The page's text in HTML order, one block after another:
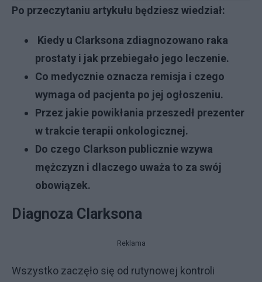
Po przeczytaniu artykułu będziesz wiedział:
Kiedy u Clarksona zdiagnozowano raka
prostaty i jak przebiegało jego leczenie.
Co medycznie oznacza remisja i czego
wymaga od pacjenta po jej ogłoszeniu.
Przez jakie powikłania przeszedł prezenter
w trakcie terapii onkologicznej.
Do czego Clarkson publicznie wzywa
mężczyzn i dlaczego uważa to za swój
obowiązek.
Diagnoza Clarksona
Reklama
Wszystko zaczęło się od rutynowej kontroli